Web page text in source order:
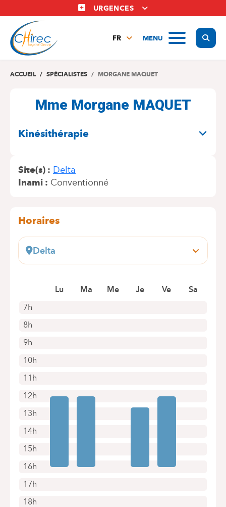
au
contenu
principal
URGENCES
MENU
FR
EN
ACCUEIL SPÉCIALISTES MORGANE MAQUET
Mme Morgane MAQUET
Kinésithérapie
Site(s)
Delta
Inami
Conventionné
Horaires
Delta
Boulevard du Triomphe, 201
+32 2 434 54 20
Rendez-vous uniquement par téléphone
7h
8h
9h
10h
11h
12h
13h
14h
15h
16h
17h
18h
Lu Ma Me Je Ve Sa